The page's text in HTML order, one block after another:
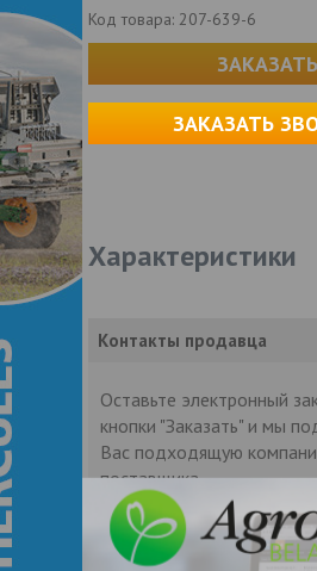
Код товара: 207-639-6
ЗАКАЗАТЬ
ЗАКАЗАТЬ
Характеристики
Контакты продавца
Оставьте электронный
кнопки "Заказать" и мы
Вас подходящую
поставщика.